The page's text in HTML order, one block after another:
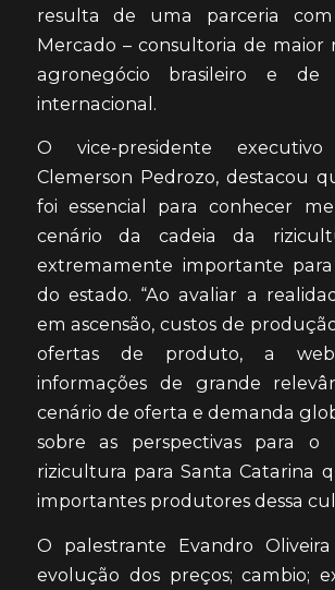
resulta de uma parceria
Mercado – consultoria de maior
agronegócio brasileiro e de
internacional.
O vice-presidente
Clemerson Pedrozo, destacou
foi essencial para conhecer
cenário da cadeia da
extremamente importante
do estado. “Ao avaliar a
em ascensão, custos de
ofertas de produto, a
informações de grande
cenário de oferta e demanda
sobre as perspectivas para o
rizicultura para Santa Catarina
importantes produtores dessa
O palestrante Evandro
evolução dos preços; cambio;